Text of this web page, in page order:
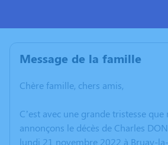
Message de la famille
Chère famille, chers amis,
C’est avec une grande tristesse que
annonçons le décès de Charles
lundi 21 novembre 2022 à Bruay-